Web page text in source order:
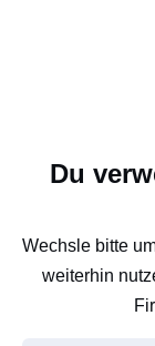
Du
Wechsle bitte
weiterhin